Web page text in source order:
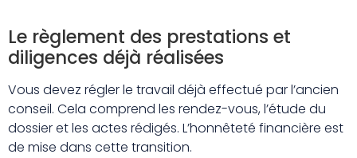
Le règlement des prestations et
diligences déjà réalisées
Vous devez régler le travail déjà effectué par l’ancien
conseil. Cela comprend les rendez-vous, l’étude du
dossier et les actes rédigés. L’honnêteté financière est
de mise dans cette transition.